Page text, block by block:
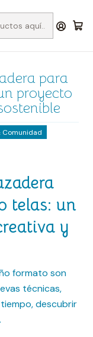
reutilizando telas:
sostenible
para
proyecto
Comunidad
telas: un
y
formato son
técnicas,
descubrir